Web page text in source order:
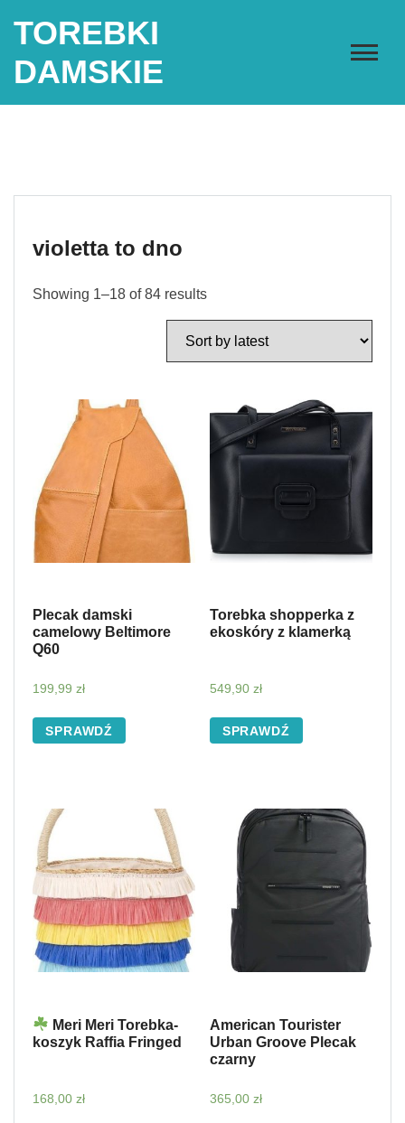
TOREBKI
DAMSKIE
violetta to dno
Showing 1–18 of 84 results
Plecak damski
camelowy Beltimore
Q60
199,99 zł
SPRAWDŹ
Torebka shopperka z
ekoskóry z klamerką
549,90 zł
SPRAWDŹ
Meri Meri Torebka-
koszyk Raffia Fringed
168,00 zł
American Tourister
Urban Groove Plecak
czarny
365,00 zł